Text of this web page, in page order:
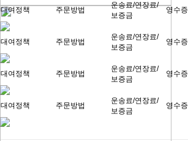
대여정책 주문방법
운송료/연장료/
보증금
영수증
대여정책 주문방법
운송료/연장료/
보증금
영수증
대여정책 주문방법
운송료/연장료/
보증금
영수증
대여정책 주문방법
운송료/연장료/
보증금
영수증